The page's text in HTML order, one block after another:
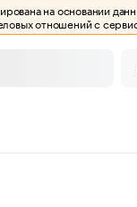
на основании
отношений с